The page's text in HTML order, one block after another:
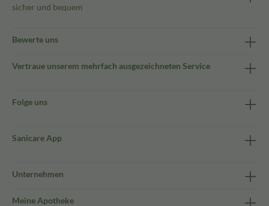
sicher und bequem
Bewerte uns
Vertraue unserem mehrfach ausgezeichneten Service
Folge uns
Sanicare App
Unternehmen
Meine Apotheke